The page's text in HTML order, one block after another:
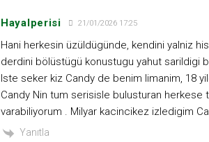
Hayalperisi 21/01/2026 17:25
Hani herkesin üzüldügünde, kendini yalniz
derdini bölüstügü konustugu yahut sarildigi
Iste seker kiz Candy de benim limanim, 18
Candy Nin tum serisisle bulusturan
varabiliyorum . Milyar kacincikez izledigim
Yanıtla